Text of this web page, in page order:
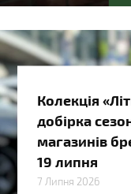
Колекція
добірка
магазинів
19 липня
7 Липня 2026